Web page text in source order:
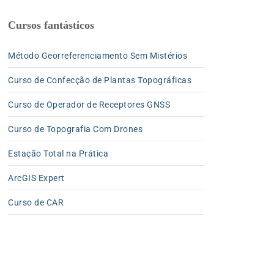
Cursos fantásticos
Método Georreferenciamento Sem Mistérios
Curso de Confecção de Plantas Topográficas
Curso de Operador de Receptores GNSS
Curso de Topografia Com Drones
Estação Total na Prática
ArcGIS Expert
Curso de CAR